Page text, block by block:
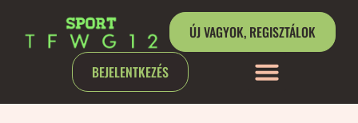
ÚJ VAGYOK, REGISZTÁLOK
BEJELENTKEZÉS